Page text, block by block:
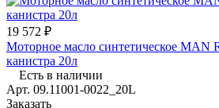
19 572 ₽
Моторное масло синтетическое MAN
канистра 20л
Есть в наличии
Арт. 09.11001-0022_20L
Заказать